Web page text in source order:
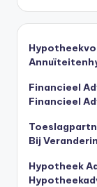
Financieel
Financieel
Bij
Hypotheek